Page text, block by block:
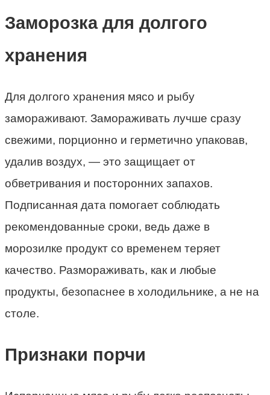
Заморозка для долгого
хранения
Для долгого хранения мясо и рыбу
замораживают. Замораживать лучше сразу
свежими, порционно и герметично упаковав,
удалив воздух, — это защищает от
обветривания и посторонних запахов.
Подписанная дата помогает соблюдать
рекомендованные сроки, ведь даже в
морозилке продукт со временем теряет
качество. Размораживать, как и любые
продукты, безопаснее в холодильнике, а не на
столе.
Признаки порчи